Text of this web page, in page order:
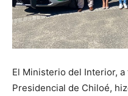
El Ministerio del Interior,
Presidencial de Chiloé,